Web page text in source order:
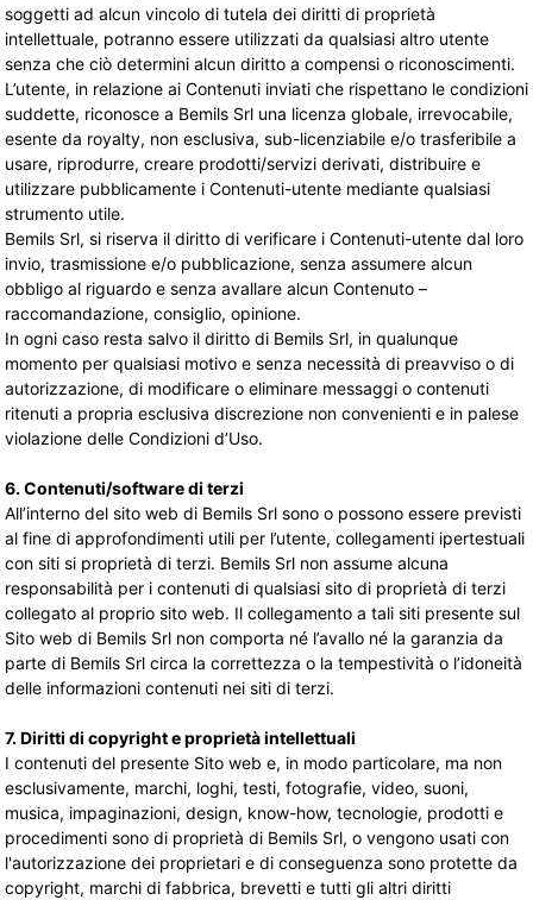
soggetti ad alcun vincolo di tutela dei diritti di proprietà
intellettuale, potranno essere utilizzati da qualsiasi altro utente
senza che ciò determini alcun diritto a compensi o riconoscimenti.
L’utente, in relazione ai Contenuti inviati che rispettano le condizioni
suddette, riconosce a Bemils Srl una licenza globale, irrevocabile,
esente da royalty, non esclusiva, sub-licenziabile e/o trasferibile a
usare, riprodurre, creare prodotti/servizi derivati, distribuire e
utilizzare pubblicamente i Contenuti-utente mediante qualsiasi
strumento utile.
Bemils Srl, si riserva il diritto di verificare i Contenuti-utente dal loro
invio, trasmissione e/o pubblicazione, senza assumere alcun
obbligo al riguardo e senza avallare alcun Contenuto –
raccomandazione, consiglio, opinione.
In ogni caso resta salvo il diritto di Bemils Srl, in qualunque
momento per qualsiasi motivo e senza necessità di preavviso o di
autorizzazione, di modificare o eliminare messaggi o contenuti
ritenuti a propria esclusiva discrezione non convenienti e in palese
violazione delle Condizioni d’Uso.
6. Contenuti/software di terzi
All’interno del sito web di Bemils Srl sono o possono essere previsti
al fine di approfondimenti utili per l’utente, collegamenti ipertestuali
con siti si proprietà di terzi. Bemils Srl non assume alcuna
responsabilità per i contenuti di qualsiasi sito di proprietà di terzi
collegato al proprio sito web. Il collegamento a tali siti presente sul
Sito web di Bemils Srl non comporta né l’avallo né la garanzia da
parte di Bemils Srl circa la correttezza o la tempestività o l’idoneità
delle informazioni contenuti nei siti di terzi.
7. Diritti di copyright e proprietà intellettuali
I contenuti del presente Sito web e, in modo particolare, ma non
esclusivamente, marchi, loghi, testi, fotografie, video, suoni,
musica, impaginazioni, design, know-how, tecnologie, prodotti e
procedimenti sono di proprietà di Bemils Srl, o vengono usati con
l'autorizzazione dei proprietari e di conseguenza sono protette da
copyright, marchi di fabbrica, brevetti e tutti gli altri diritti